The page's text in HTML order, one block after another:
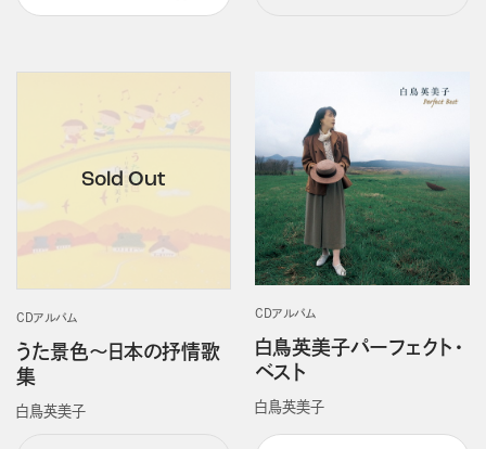
CDアルバム
うた景色～日本の抒情歌
集
白鳥英美子
CDアルバム
白鳥英美子パーフェクト・
ベスト
白鳥英美子